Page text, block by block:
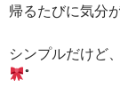
帰るたびに気分
シンプルだけど
˚